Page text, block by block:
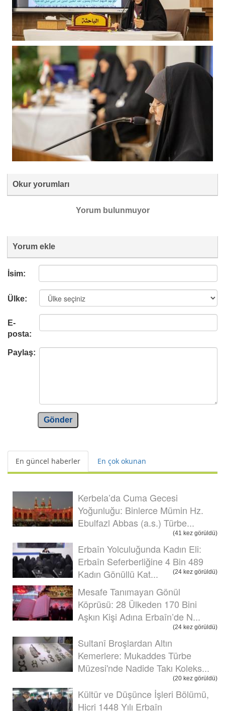
Okur yorumları
Yorum bulunmuyor
Yorum ekle
İsim:
Ülke:
E-
posta:
Paylaş:
Gönder
En güncel haberler En çok okunan
Kerbela’da Cuma Gecesi
Yoğunluğu: Binlerce Mümin Hz.
Ebulfazl Abbas (a.s.) Türbe...
(41 kez görüldü)
Erbaîn Yolculuğunda Kadın Eli:
Erbaîn Seferberliğine 4 Bin 489
Kadın Gönüllü Kat...
(24 kez görüldü)
Mesafe Tanımayan Gönül
Köprüsü: 28 Ülkeden 170 Bini
Aşkın Kişi Adına Erbaîn’de N...
(24 kez görüldü)
Sultanî Broşlardan Altın
Kemerlere: Mukaddes Türbe
Müzesi'nde Nadide Takı Koleks...
(20 kez görüldü)
Kültür ve Düşünce İşleri Bölümü,
Hicri 1448 Yılı Erbaîn